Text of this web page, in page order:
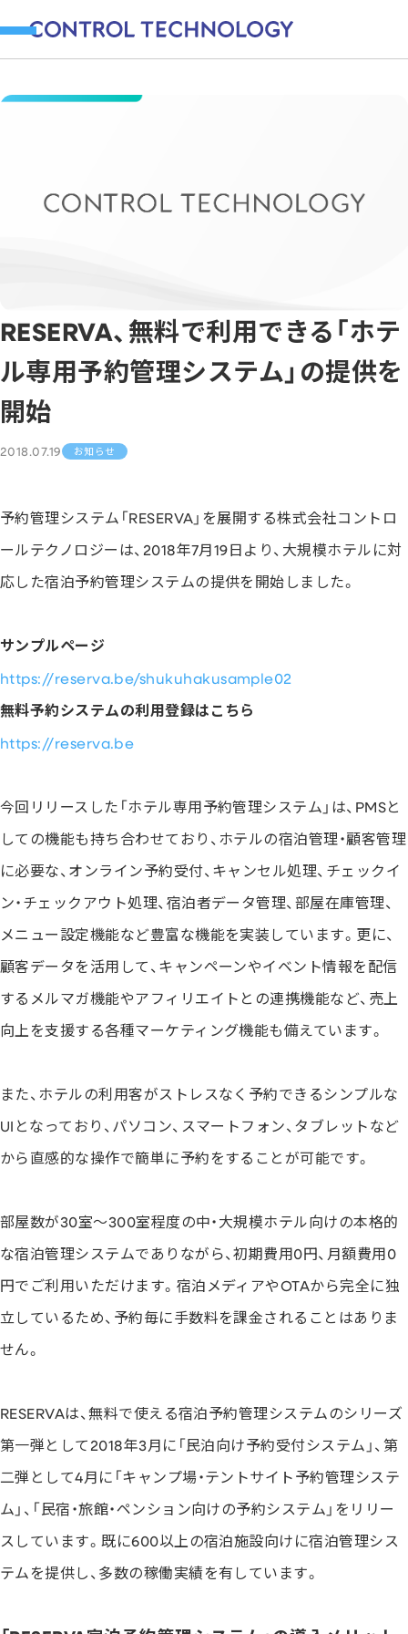
RESERVA、無料で利用できる「ホテ
ル専用予約管理システム」の提供を
開始
2018.07.19 お知らせ
予約管理システム「RESERVA」を展開する株式会社コントロ
ールテクノロジーは、2018年7月19日より、大規模ホテルに対
応した宿泊予約管理システムの提供を開始しました。
サンプルページ
https://reserva.be/shukuhakusample02
無料予約システムの利用登録はこちら
https://reserva.be
今回リリースした「ホテル専用予約管理システム」は、PMSと
しての機能も持ち合わせており、ホテルの宿泊管理・顧客管理
に必要な、オンライン予約受付、キャンセル処理、チェックイ
ン・チェックアウト処理、宿泊者データ管理、部屋在庫管理、
メニュー設定機能など豊富な機能を実装しています。更に、
顧客データを活用して、キャンペーンやイベント情報を配信
するメルマガ機能やアフィリエイトとの連携機能など、売上
向上を支援する各種マーケティング機能も備えています。
また、ホテルの利用客がストレスなく予約できるシンプルな
UIとなっており、パソコン、スマートフォン、タブレットなど
から直感的な操作で簡単に予約をすることが可能です。
部屋数が30室～300室程度の中・大規模ホテル向けの本格的
な宿泊管理システムでありながら、初期費用0円、月額費用0
円でご利用いただけます。宿泊メディアやOTAから完全に独
立しているため、予約毎に手数料を課金されることはありま
せん。
RESERVAは、無料で使える宿泊予約管理システムのシリーズ
第一弾として2018年3月に「民泊向け予約受付システム」、第
二弾として4月に「キャンプ場・テントサイト予約管理システ
ム」、「民宿・旅館・ペンション向けの予約システム」をリリー
スしています。既に600以上の宿泊施設向けに宿泊管理シス
テムを提供し、多数の稼働実績を有しています。